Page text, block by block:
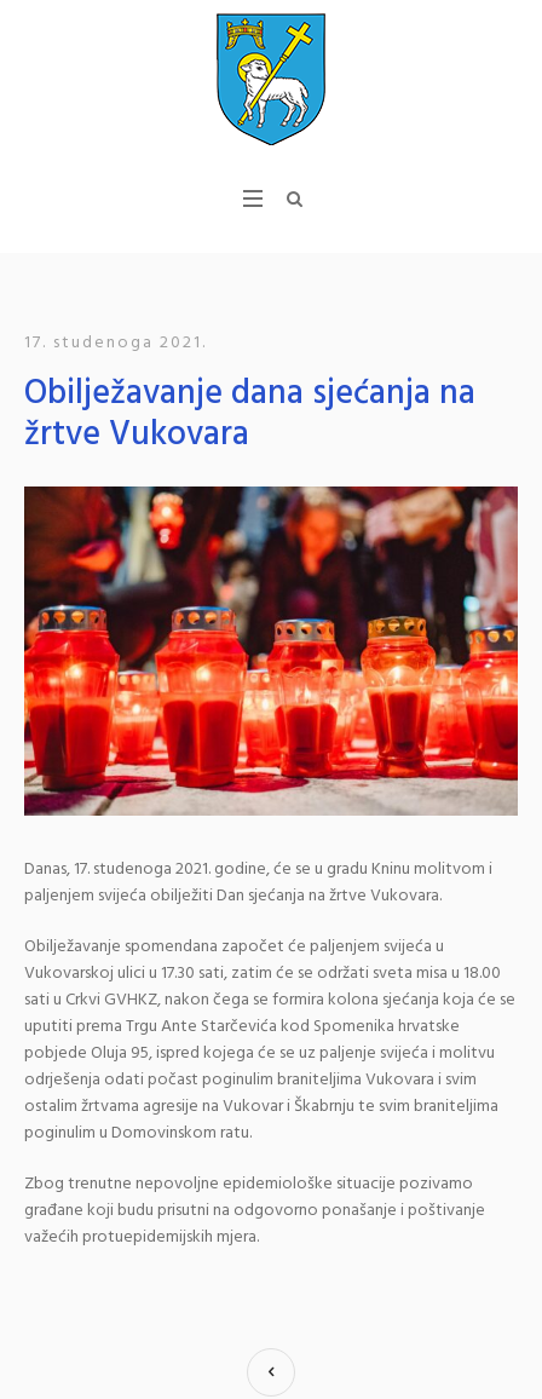
17. studenoga 2021.
Obilježavanje dana sjećanja na
žrtve Vukovara
Danas, 17. studenoga 2021. godine, će se u gradu Kninu molitvom i
paljenjem svijeća obilježiti Dan sjećanja na žrtve Vukovara.
Obilježavanje spomendana započet će paljenjem svijeća u
Vukovarskoj ulici u 17.30 sati, zatim će se održati sveta misa u 18.00
sati u Crkvi GVHKZ, nakon čega se formira kolona sjećanja koja će se
uputiti prema Trgu Ante Starčevića kod Spomenika hrvatske
pobjede Oluja 95, ispred kojega će se uz paljenje svijeća i molitvu
odrješenja odati počast poginulim braniteljima Vukovara i svim
ostalim žrtvama agresije na Vukovar i Škabrnju te svim braniteljima
poginulim u Domovinskom ratu.
Zbog trenutne nepovoljne epidemiološke situacije pozivamo
građane koji budu prisutni na odgovorno ponašanje i poštivanje
važećih protuepidemijskih mjera.